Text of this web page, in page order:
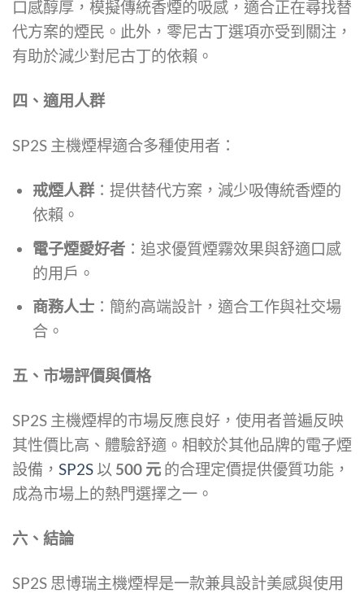
口感醇厚，模擬傳統香煙的吸感，適合正在尋找替
代方案的煙民。此外，零尼古丁選項亦受到關注，
有助於減少對尼古丁的依賴。
四、適用人群
SP2S 主機煙桿適合多種使用者：
戒煙人群：提供替代方案，減少吸傳統香煙的
依賴。
電子煙愛好者：追求優質煙霧效果與舒適口感
的用戶。
商務人士：簡約高端設計，適合工作與社交場
合。
五、市場評價與價格
SP2S 主機煙桿的市場反應良好，使用者普遍反映
其性價比高、體驗舒適。相較於其他品牌的電子煙
設備， SP2S 以 500 元 的合理定價提供優質功能，
成為市場上的熱門選擇之一。
六、結論
SP2S 思博瑞主機煙桿是一款兼具設計美感與使用